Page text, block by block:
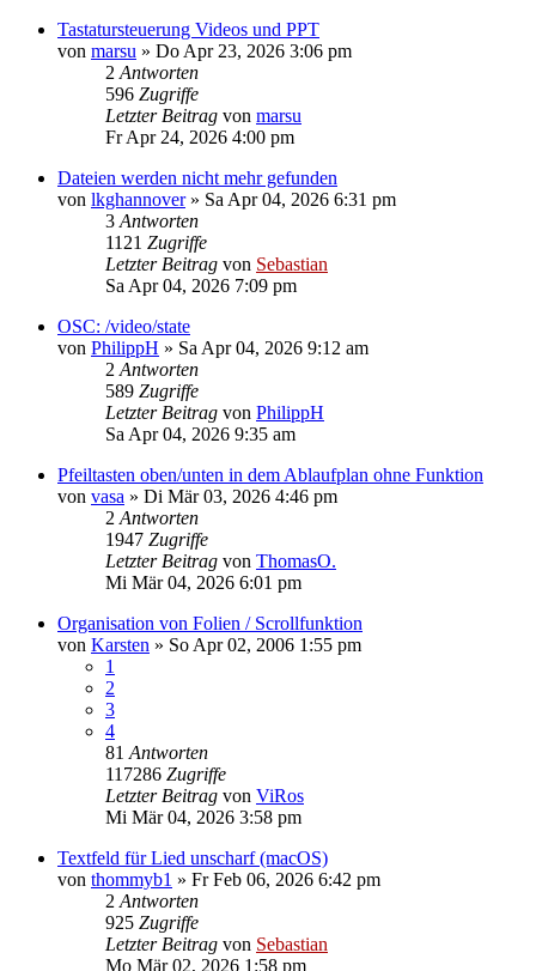
Tastatursteuerung Videos und PPT
von marsu » Do Apr 23, 2026 3:06 pm
2 Antworten
596 Zugriffe
Letzter Beitrag von marsu
Fr Apr 24, 2026 4:00 pm
Dateien werden nicht mehr gefunden
von lkghannover» Sa Apr 04, 2026 6:31 pm
3 Antworten
1121 Zugriffe
Letzter Beitrag von Sebastian
Sa Apr 04, 2026 7:09 pm
OSC: /video/state
von PhilippH » Sa Apr 04, 2026 9:12 am
2 Antworten
589 Zugriffe
Letzter Beitrag von PhilippH
Sa Apr 04, 2026 9:35 am
Pfeiltasten oben/unten in dem Ablaufplan ohne Funktion
von vasa » Di Mär 03, 2026 4:46 pm
2 Antworten
1947 Zugriffe
Letzter Beitrag von ThomasO.
Mi Mär 04, 2026 6:01 pm
Organisation von Folien / Scrollfunktion
von Karsten » So Apr 02, 2006 1:55 pm
1
2
3
4
81 Antworten
117286 Zugriffe
Letzter Beitrag von ViRos
Mi Mär 04, 2026 3:58 pm
Textfeld für Lied unscharf (macOS)
von thommyb1 » Fr Feb 06, 2026 6:42 pm
2 Antworten
925 Zugriffe
Letzter Beitrag von Sebastian
Mo Mär 02, 2026 1:58 pm